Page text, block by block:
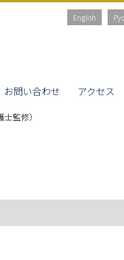
English
お問い合わせ アクセス
監修）